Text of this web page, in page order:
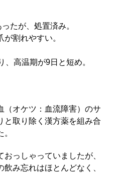
たが、処置済み。
割れやすい。
高温期が9日と短め。
（オケツ：血流障害）のサ
と取り除く漢方薬を組み合
っしゃっていましたが、
み忘れはほとんどなく、